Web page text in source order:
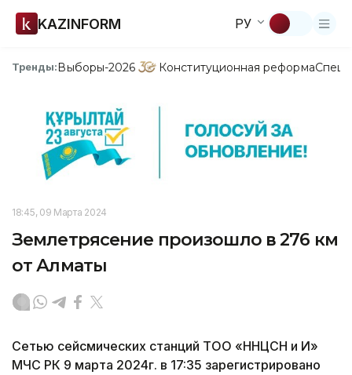
KAZINFORM РУ
Тренды:Выборы-2026 Конституционная реформа
18:45, 09 Марта 2024
Землетрясение произошло в 276 км
от Алматы
Сетью сейсмических станций ТОО «ННЦСН и И»
МЧС РК 9 марта 2024г. в 17:35 зарегистрировано